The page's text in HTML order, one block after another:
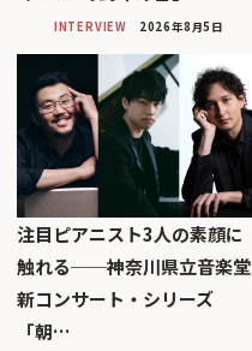
INTERVIEW 2026年8月5日
注目ピアニスト3人の素顔に
触れる──神奈川県立音楽堂
新コンサート・シリーズ
「朝…